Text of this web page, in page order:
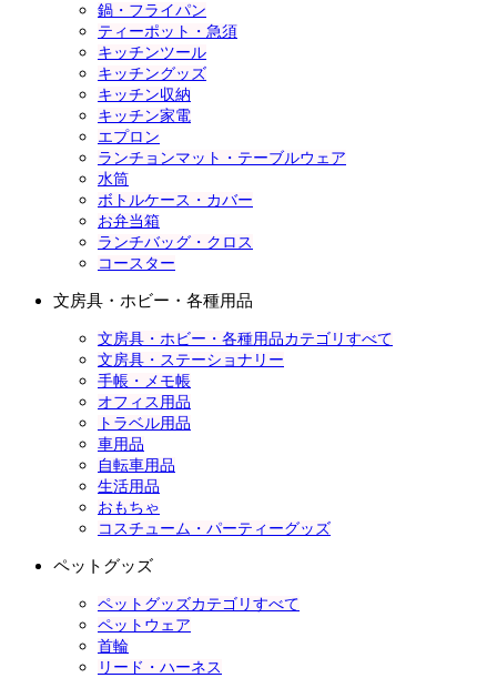
鍋・フライパン
ティーポット・急須
キッチンツール
キッチングッズ
キッチン収納
キッチン家電
エプロン
ランチョンマット・テーブルウェア
水筒
ボトルケース・カバー
お弁当箱
ランチバッグ・クロス
コースター
文房具・ホビー・各種用品
文房具・ホビー・各種用品カテゴリすべて
文房具・ステーショナリー
手帳・メモ帳
オフィス用品
トラベル用品
車用品
自転車用品
生活用品
おもちゃ
コスチューム・パーティーグッズ
ペットグッズ
ペットグッズカテゴリすべて
ペットウェア
首輪
リード・ハーネス